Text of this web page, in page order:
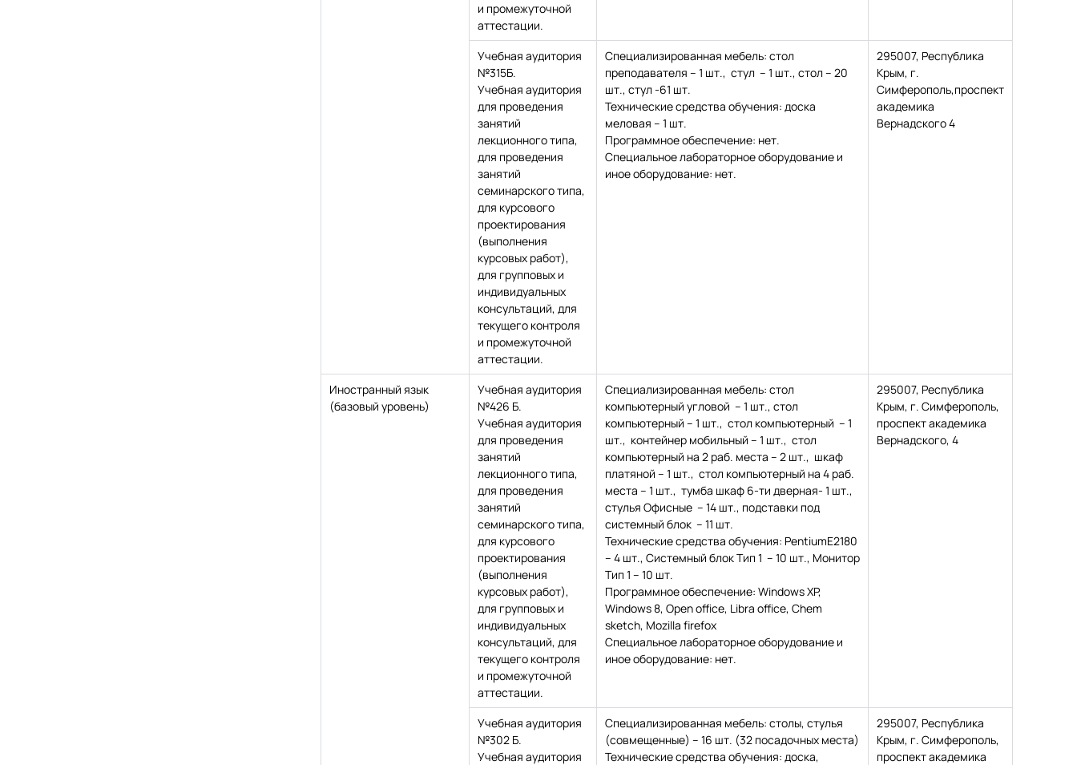
и промежуточной
аттестации.
Учебная аудитория
№315Б.
Учебная аудитория
для проведения
занятий
лекционного типа,
для проведения
занятий
семинарского типа,
для курсового
проектирования
(выполнения
курсовых работ),
для групповых и
индивидуальных
консультаций, для
текущего контроля
и промежуточной
аттестации.
Специализированная мебель: стол
преподавателя – 1 шт., стул – 1 шт., стол – 20
шт., стул -61 шт.
Технические средства обучения: доска
меловая – 1 шт.
Программное обеспечение: нет.
Специальное лабораторное оборудование и
иное оборудование: нет.
295007, Республика
Крым, г.
Симферополь,проспект
академика
Вернадского 4
Иностранный язык
(базовый уровень)
Учебная аудитория
№426 Б.
Учебная аудитория
для проведения
занятий
лекционного типа,
для проведения
занятий
семинарского типа,
для курсового
проектирования
(выполнения
курсовых работ),
для групповых и
индивидуальных
консультаций, для
текущего контроля
и промежуточной
аттестации.
Специализированная мебель: стол
компьютерный угловой – 1 шт., стол
компьютерный – 1 шт., стол компьютерный – 1
шт., контейнер мобильный – 1 шт., стол
компьютерный на 2 раб. места – 2 шт., шкаф
платяной – 1 шт., стол компьютерный на 4 раб.
места – 1 шт., тумба шкаф 6-ти дверная- 1 шт.,
стулья Офисные – 14 шт., подставки под
системный блок – 11 шт.
Технические средства обучения: PentiumE2180
– 4 шт., Системный блок Тип 1 – 10 шт., Монитор
Тип 1 – 10 шт.
Программное обеспечение: Windows XP,
Windows 8, Open office, Libra office, Chem
sketch, Mozilla firefox
Специальное лабораторное оборудование и
иное оборудование: нет.
295007, Республика
Крым, г. Симферополь,
проспект академика
Вернадского, 4
Учебная аудитория
№302 Б.
Учебная аудитория
Специализированная мебель: столы, стулья
(совмещенные) – 16 шт. (32 посадочных места)
Технические средства обучения: доска,
295007, Республика
Крым, г. Симферополь,
проспект академика